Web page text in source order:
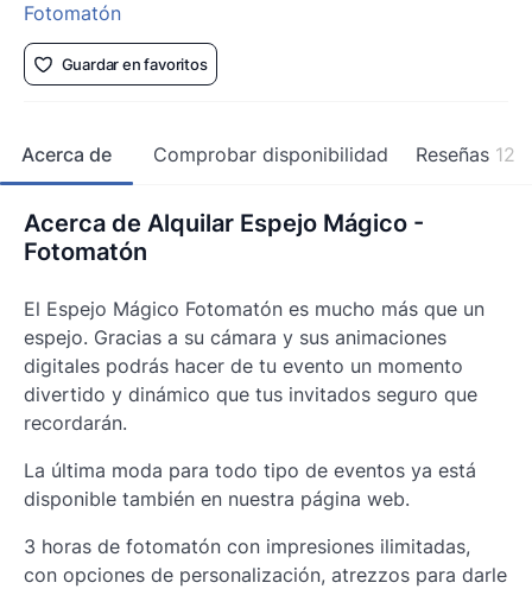
Fotomatón
Guardar en favoritos
Acerca de Comprobar disponibilidad Reseñas 12
Acerca de Alquilar Espejo Mágico -
Fotomatón
El Espejo Mágico Fotomatón es mucho más que un
espejo. Gracias a su cámara y sus animaciones
digitales podrás hacer de tu evento un momento
divertido y dinámico que tus invitados seguro que
recordarán.
La última moda para todo tipo de eventos ya está
disponible también en nuestra página web.
3 horas de fotomatón con impresiones ilimitadas,
con opciones de personalización, atrezzos para darle